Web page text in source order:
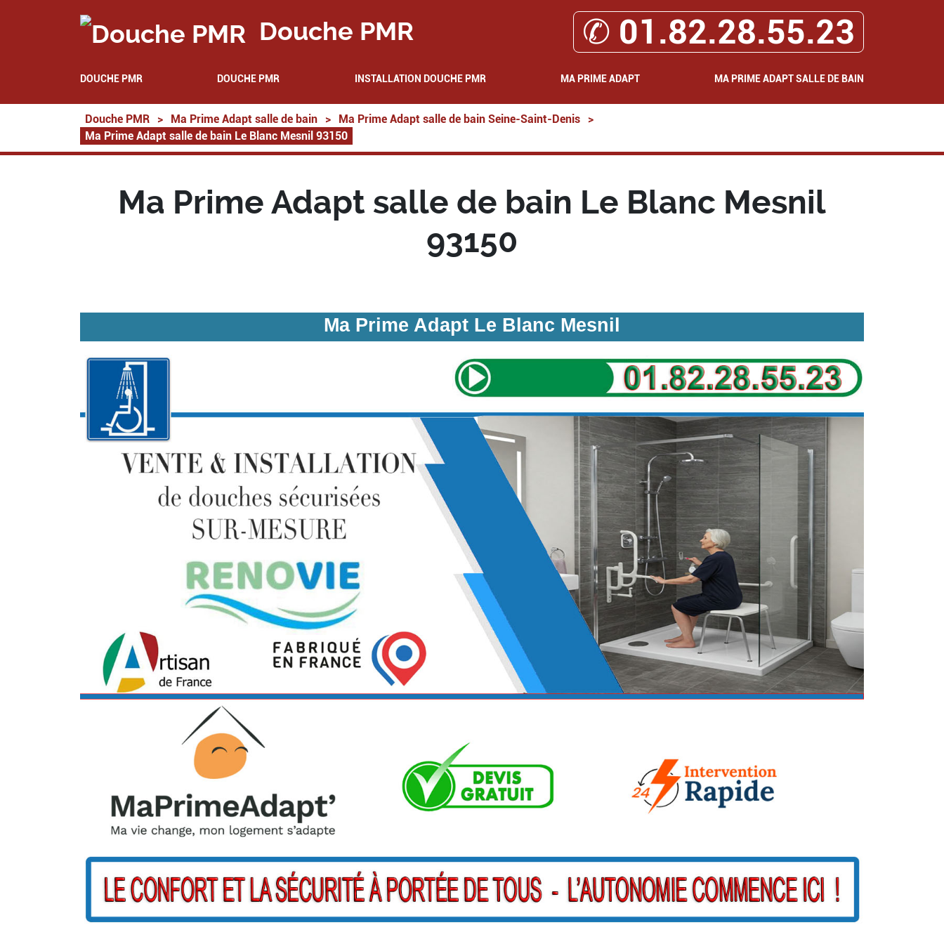
Douche PMR ✆ 01.82.28.55.23
DOUCHE PMR DOUCHE PMR INSTALLATION DOUCHE PMR MA PRIME ADAPT MA PRIME ADAPT SALLE DE BAIN
Douche PMR > Ma Prime Adapt salle de bain > Ma Prime Adapt salle de bain Seine-Saint-Denis
>
Ma Prime Adapt salle de bain Le Blanc Mesnil 93150
Ma Prime Adapt salle de bain Le Blanc Mesnil
93150
Ma Prime Adapt Le Blanc Mesnil